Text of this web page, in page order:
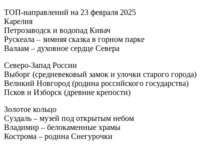
ТОП-направлений на 23 февраля 2025
Карелия
Петрозаводск и водопад Кивач
Рускеала – зимняя сказка в горном парке
Валаам – духовное сердце Севера
Северо-Запад России
Выборг (средневековый замок и улочки старого города)
Великий Новгород (родина российского государства)
Псков и Изборск (древние крепости)
Золотое кольцо
Суздаль – музей под открытым небом
Владимир – белокаменные храмы
Кострома – родина Снегурочки